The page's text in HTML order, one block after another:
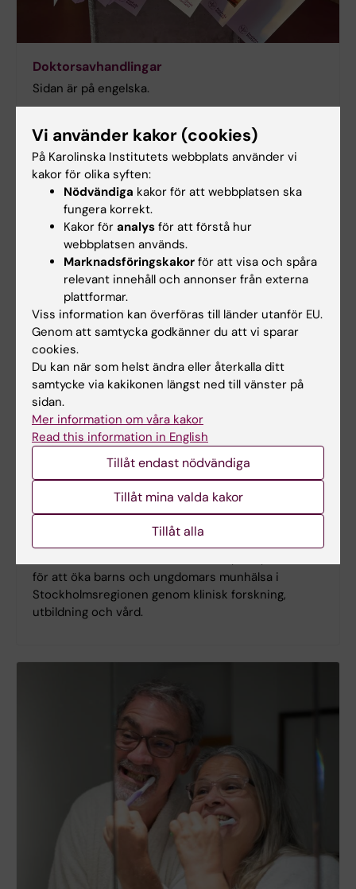
Doktorsavhandlingar
Sidan är på engelska.
Akademiska samarbeten
Akademiskt barntandvårdscentrum
för att öka barns och ungdomars munhälsa i
Stockholmsregionen genom klinisk forskning,
utbildning och vård.
Vi använder kakor (cookies)
På Karolinska Institutets webbplats använder vi
kakor för olika syften:
Nödvändiga kakor för att webbplatsen ska
fungera korrekt.
Kakor för analys för att förstå hur
webbplatsen används.
Marknadsföringskakor för att visa och spåra
relevant innehåll och annonser från externa
plattformar.
Viss information kan överföras till länder utanför EU.
Genom att samtycka godkänner du att vi sparar
cookies.
Du kan när som helst ändra eller återkalla ditt
samtycke via kakikonen längst ned till vänster på
sidan.
Mer information om våra kakor
Read this information in English
Tillåt endast nödvändiga
Tillåt mina valda kakor
Tillåt alla